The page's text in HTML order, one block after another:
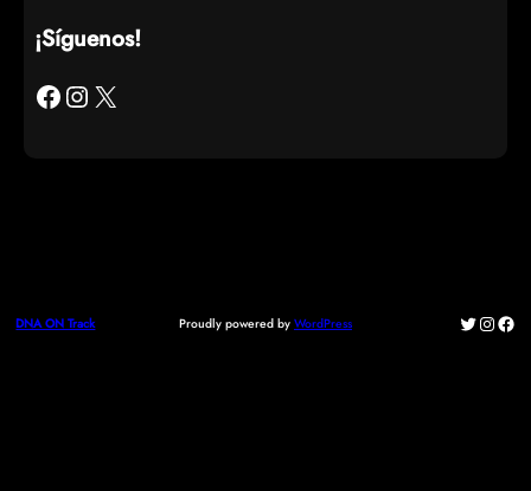
¡Síguenos!
Facebook Instagram X
DNA ON Track Proudly powered by WordPress Twitter